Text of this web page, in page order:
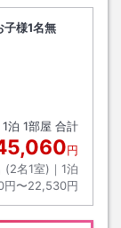
子様1名無
1泊 1部屋 合計
円
(2名1室)｜ 1泊
円〜22,530円